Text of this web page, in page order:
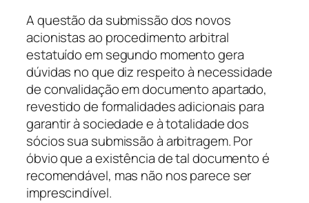
A questão da submissão dos novos
acionistas ao procedimento arbitral
estatuído em segundo momento gera
dúvidas no que diz respeito à necessidade
de convalidação em documento apartado,
revestido de formalidades adicionais para
garantir à sociedade e à totalidade dos
sócios sua submissão à arbitragem. Por
óbvio que a existência de tal documento é
recomendável, mas não nos parece ser
imprescindível.